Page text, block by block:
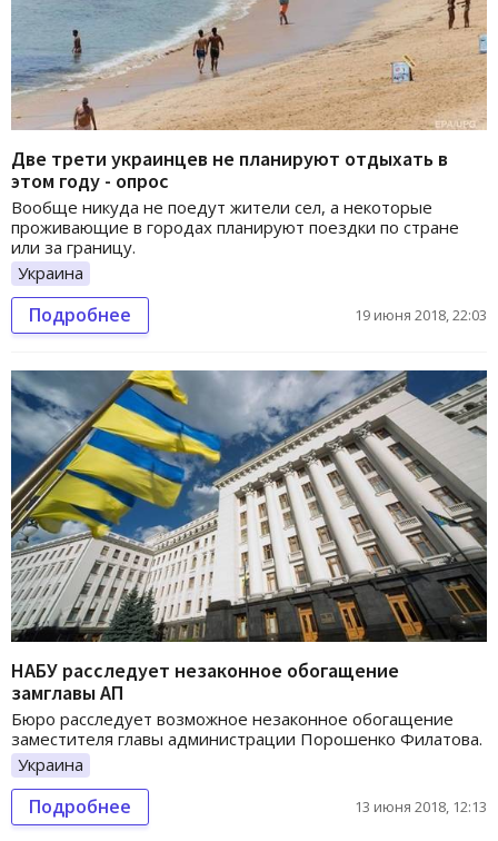
Две трети украинцев не планируют отдыхать в
этом году - опрос
Вообще никуда не поедут жители сел, а некоторые
проживающие в городах планируют поездки по стране
или за границу.
Украина
Подробнее 19 июня 2018, 22:03
НАБУ расследует незаконное обогащение
замглавы АП
Бюро расследует возможное незаконное обогащение
заместителя главы администрации Порошенко Филатова.
Украина
Подробнее 13 июня 2018, 12:13